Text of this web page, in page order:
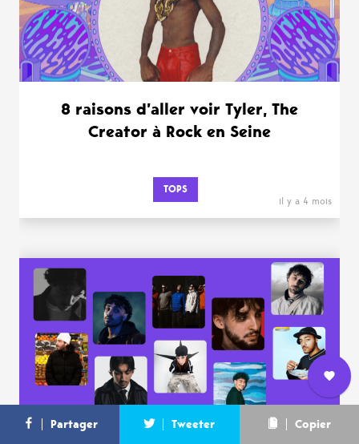
L’équipe
Nous
rejoindre
Newsletter
Partager Tweeter Copier
8 raisons d’aller voir Tyler, The
Creator à Rock en Seine
TOPS
il y a 4 mois